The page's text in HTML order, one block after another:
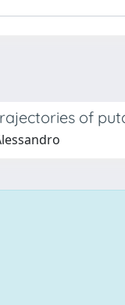
of